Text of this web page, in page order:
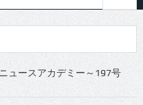
ュースアカデミー～197号